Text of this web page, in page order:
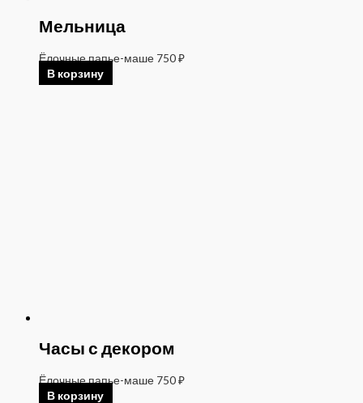
Мельница
Ёлочные папье-маше 750₽
В корзину
Часы с декором
Ёлочные папье-маше 750₽
В корзину